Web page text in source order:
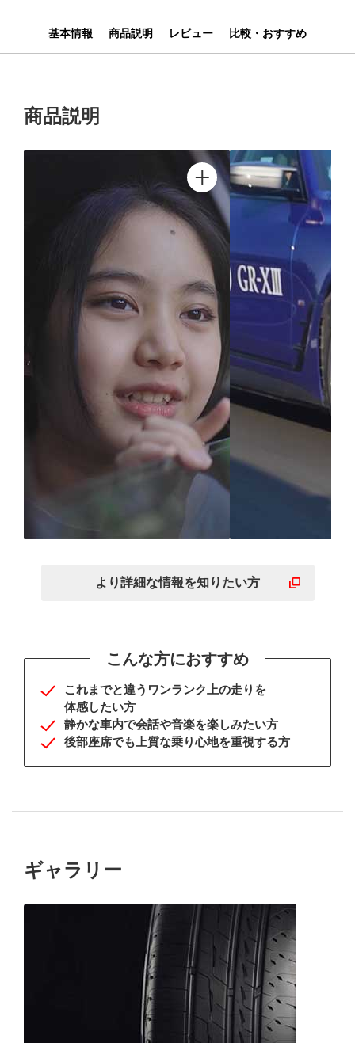
基本情報 商品説明 レビュー 比較・おすすめ
商品説明
で家族で味わう快適空間
能が高いレベ
より詳細な情報を知りたい方
こんな方におすすめ
これまでと違う ワンランク上の走りを
体感したい方
静かな車内で会話や音楽を楽しみたい方
後部座席でも 上質な乗り心地を重視する方
ギャラリー